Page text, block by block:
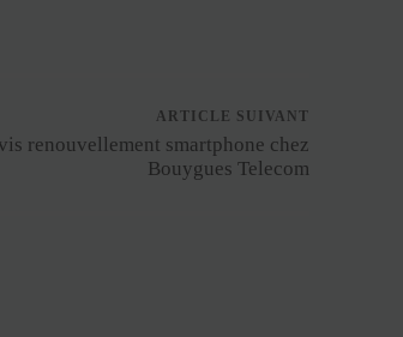
ARTICLE SUIVANT
renouvellement smartphone chez
Bouygues Telecom